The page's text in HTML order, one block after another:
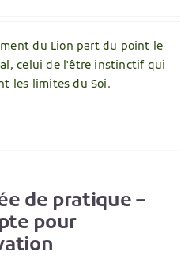
du Lion part du point le
celui de l'être instinctif qui
les limites du Soi.
de pratique –
pour